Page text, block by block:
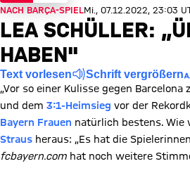
NACH BARÇA-SPIELMi., 07.12.2022, 23:03
LEA SCHÜLLER:
HABEN"
Text vorlesen Schrift vergrößern
„Vor so einer Kulisse gegen
und dem 3:1-Heimsieg vor der
Bayern Frauen natürlich bestens. Wie
Straus heraus: „Es hat die
fcbayern.com hat noch weitere